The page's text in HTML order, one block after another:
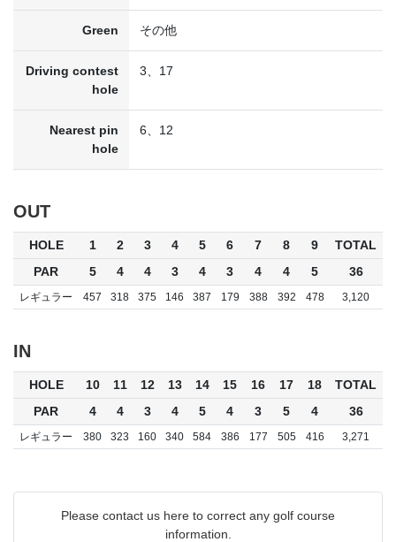
Green その他
Driving contest
hole
3、17
Nearest pin
hole
6、12
OUT
HOLE 1 2 3 4 5 6 7 8 9
TOTAL
PAR
5 4 4 3 4 3 4 4 5 36
レギュラー 457 318 375 146 387 179 388 392 478 3,120
IN
HOLE 10 11 12 13 14 15 16 17 18
TOTAL
PAR
4 4 3 4 5 4 3 5 4 36
レギュラー 380 323 160 340 584 386 177 505 416 3,271
Please contact us here to correct any golf course
information.